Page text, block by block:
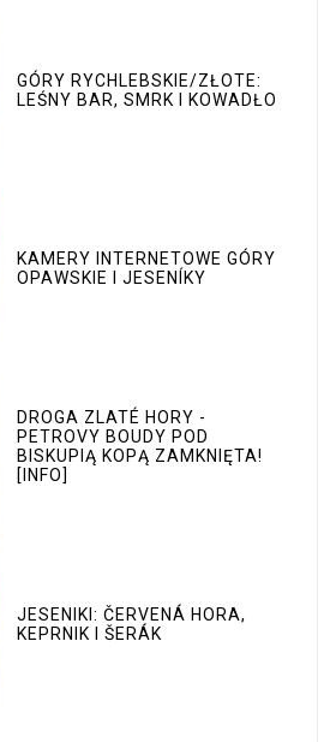
GÓRY RYCHLEBSKIE/ZŁOTE:
LEŚNY BAR, SMRK I KOWADŁO
KAMERY INTERNETOWE GÓRY
OPAWSKIE I JESENÍKY
DROGA ZLATÉ HORY -
PETROVY BOUDY POD
BISKUPIĄ KOPĄ ZAMKNIĘTA!
[INFO]
JESENIKI: ČERVENÁ HORA,
KEPRNIK I ŠERÁK